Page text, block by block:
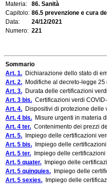
Materia:
86. Sanità
Capitolo: 86.5 prevenzione e cura
Data:
24/12/2021
Numero: 221
Sommario
Art. 1. Dichiarazione dello stato di
Art. 2. Modifiche al decreto-legge
Art. 3. Durata delle certificazioni
Art. 3 bis. Certificazioni verdi
Art. 4. Dispositivi di protezione delle
Art. 4 bis. Misure urgenti in materia
Art. 4 ter. Contenimento dei prezzi
Art. 5. Impiego delle certificazioni
Art. 5 bis. Impiego delle
Art. 5 ter. Impiego delle
Art. 5 quater. Impiego delle
Art. 5 quinquies. Impiego delle
Art. 5 sexies. Impiego delle